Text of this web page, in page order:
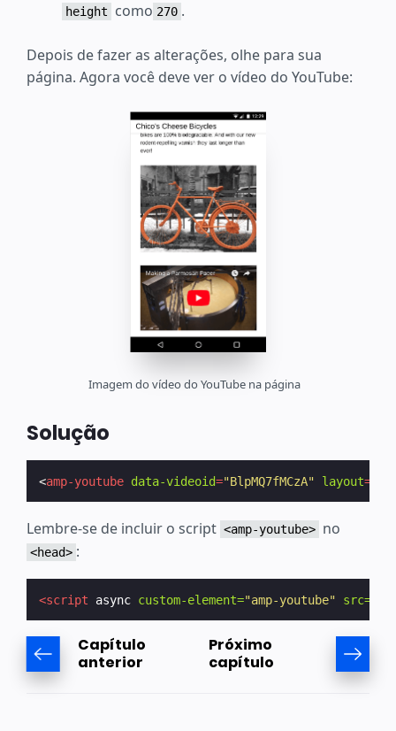
height como 270 .
Depois de fazer as alterações, olhe para sua
página. Agora você deve ver o vídeo do YouTube:
Imagem do vídeo do YouTube na página
Solução
<amp-youtube data-videoid="BlpMQ7fMCzA" layout=
Lembre-se de incluir o script <amp-youtube> no
<head> :
<script async custom-element="amp-youtube" src=
Capítulo
anterior
Próximo
capítulo